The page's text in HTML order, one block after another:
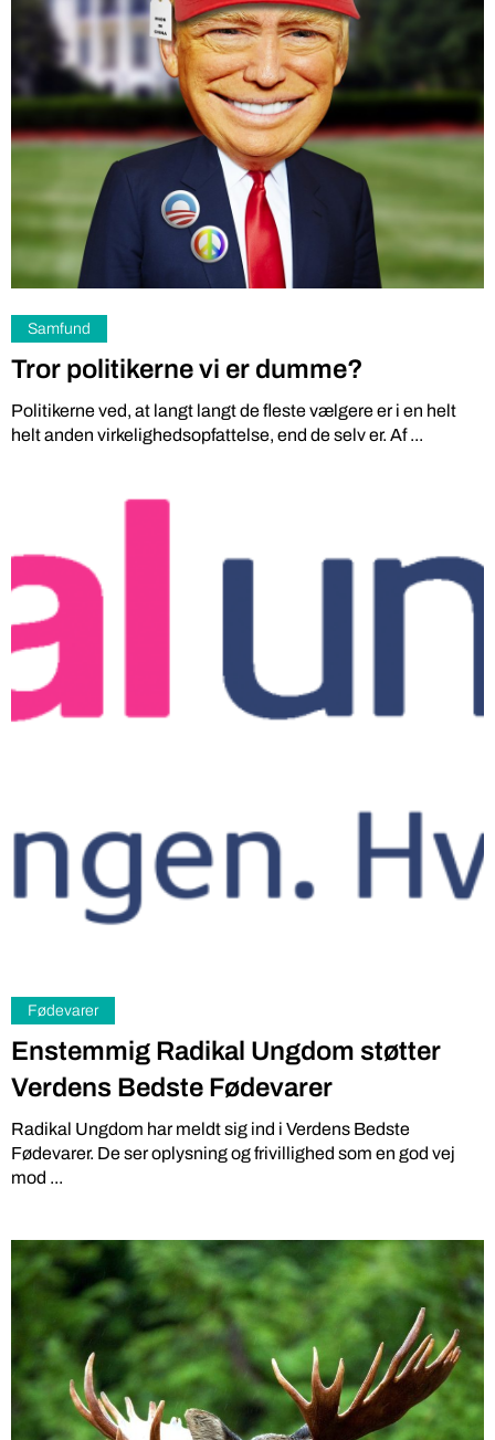
Samfund
Tror politikerne vi er dumme?
Politikerne ved, at langt langt de fleste vælgere er i en helt
helt anden virkelighedsopfattelse, end de selv er. Af ...
Fødevarer
Enstemmig Radikal Ungdom støtter
Verdens Bedste Fødevarer
Radikal Ungdom har meldt sig ind i Verdens Bedste
Fødevarer. De ser oplysning og frivillighed som en god vej
mod ...